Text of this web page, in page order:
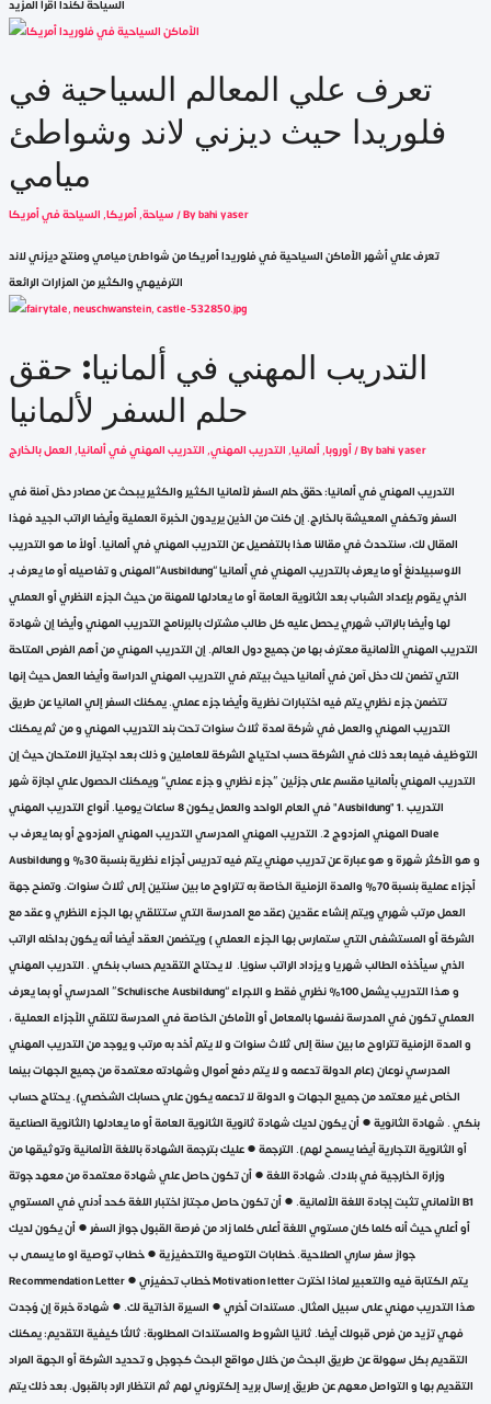
السياحة لكندا اقرأ المزيد
تعرف علي المعالم السياحية في
فلوريدا حيث ديزني لاند وشواطئ
سياحة,أمريكا,السياحة في أمريكا / Bybahi yaser
تعرف علي أشهر الأماكن السياحية في فلوريدا أمريكا من شواطئ ميامي ومنتج ديزني لاند
الترفيهي والكثير من المزارات الرائعة
التدريب المهني في ألمانيا: حقق
حلم السفر لألمانيا
أوروبا,ألمانيا,التدريب المهني,التدريب المهني في ألمانيا,العمل بالخارج / Bybahi yaser
التدريب المهني في ألمانيا: حقق حلم السفر لألمانيا الكثير والكثير يبحث عن مصادر دخل آمنة في
السفر وتكفي المعيشة بالخارج. إن كنت من الذين يريدون الخبرة العملية وأيضا الراتب الجيد فهذا
المقال لك، سنتحدث في مقالنا هذا بالتفصيل عن التدريب المهني في ألمانيا. أولاً ما هو التدريب
المهنى و تفاصيله أو ما يعرف بـ”Ausbildung” الاوسبيلدنغ أو ما يعرف بالتدريب المهني في ألمانيا
الذي يقوم بإعداد الشباب بعد الثانوية العامة أو ما يعادلها للمهنة من حيث الجزء النظري أو العملي
لها وأيضا بالراتب شهري يحصل عليه كل طالب مشترك بالبرنامج التدريب المهني وأيضا إن شهادة
التدريب المهني الألمانية معترف بها من جميع دول العالم. إن التدريب المهني من أهم الفرص المتاحة
التي تضمن لك دخل آمن في ألمانيا حيث بيتم في التدريب المهني الدراسة وأيضا العمل حيث إنها
تتضمن جزء نظري يتم فيه اختبارات نظرية وأيضا جزء عملي. يمكنك السفر إلي المانيا عن طريق
التدريب المهني والعمل في شركة لمدة ثلاث سنوات تحت بند التدريب المهني و من ثم يمكنك
التوظيف فيما بعد ذلك في الشركة حسب احتياج الشركة للعاملين و ذلك بعد اجتياز الامتحان حيث إن
التدريب المهني بألمانيا مقسم على جزئين “جزء نظري و جزء عملي” ويمكنك الحصول علي اجازة شهر
في العام الواحد والعمل يكون 8 ساعات يوميا. أنواع التدريب المهني "Ausbildung" 1. التدريب
المهني المزدوج 2. التدريب المهني المدرسي التدريب المهني المزدوج أو بما يعرف ب Duale
Ausbildung و هو الأكثر شهرة و هو عبارة عن تدريب مهني يتم فيه تدريس أجزاء نظرية بنسبة 30% و
أجزاء عملية بنسبة 70% والمدة الزمنية الخاصة به تتراوح ما بين سنتين إلى ثلاث سنوات. وتمنح جهة
العمل مرتب شهري ويتم إنشاء عقدين (عقد مع المدرسة التي ستتلقي بها الجزء النظري و عقد مع
الشركة أو المستشفى التي ستمارس بها الجزء العملي ) ويتضمن العقد أيضا أنه يكون بداخله الراتب
الذي سيأخذه الطالب شهريا و يزداد الراتب سنويًا. لا يحتاج التقديم حساب بنكي . التدريب المهني
المدرسي أو بما يعرف “Schulische Ausbildung” و هذا التدريب يشمل 100% نظري فقط و الاجراء
العملي تكون في المدرسة نفسها بالمعامل أو الأماكن الخاصة في المدرسة لتلقي الأجزاء العملية ،
و المدة الزمنية تتراوح ما بين سنة إلى ثلاث سنوات و لا يتم أخد به مرتب و يوجد من التدريب المهني
المدرسي نوعان (عام الدولة تدعمه و لا يتم دفع أموال وشهادته معتمدة من جميع الجهات بينما
الخاص غير معتمد من جميع الجهات و الدولة لا تدعمه يكون علي حسابك الشخصي). يحتاج حساب
بنكي . شهادة الثانوية ● أن يكون لديك شهادة ثانوية الثانوية العامة أو ما يعادلها (الثانوية الصناعية
أو الثانوية التجارية أيضا يسمح لهم). الترجمة ● عليك بترجمة الشهادة باللغة الألمانية وتوثيقها من
وزارة الخارجية في بلادك. شهادة اللغة ● أن تكون حاصل علي شهادة معتمدة من معهد جوتة
الألماني تثبت إجادة اللغة الألمانية. ● أن تكون حاصل مجتاز اختبار اللغة كحد أدني في المستوي B1
أو أعلي حيث أنه كلما كان مستوي اللغة أعلى كلما زاد من فرصة القبول جواز السفر ● أن يكون لديك
جواز سفر ساري الصلاحية. خطابات التوصية والتحفيزية ● خطاب توصية او ما يسمى ب
Recommendation Letter ● خطاب تحفيزي Motivation letter يتم الكتابة فيه والتعبير لماذا اخترت
هذا التدريب مهني على سبيل المثال. مستندات أخري ● السيرة الذاتية لك. ● شهادة خبرة إن وُجدت
فهي تزيد من فرص قبولك أيضا. ثانيًا الشروط والمستندات المطلوبة: ثالثًا كيفية التقديم: يمكنك
التقديم بكل سهولة عن طريق البحث من خلال مواقع البحث كجوجل و تحديد الشركة أو الجهة المراد
التقديم بها و التواصل معهم عن طريق إرسال بريد إلكتروني لهم ثم انتظار الرد بالقبول. بعد ذلك يتم